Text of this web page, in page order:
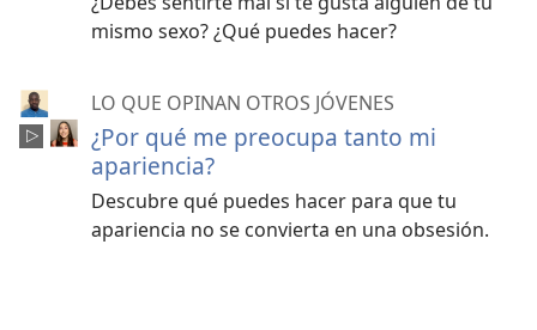
mismo sexo? ¿Qué puedes hacer?
LO QUE OPINAN OTROS JÓVENES
¿Por qué me preocupa tanto mi
apariencia?
Descubre qué puedes hacer para que tu
apariencia no se convierta en una obsesión.